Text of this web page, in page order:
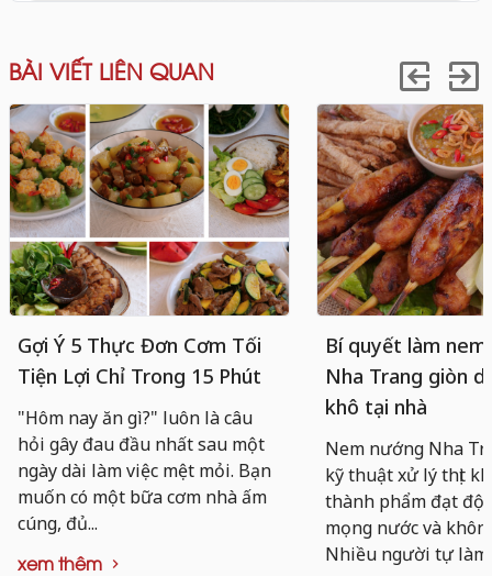
BÀI VIẾT LIÊN QUAN
Gợi Ý 5 Thực Đơn Cơm Tối
Tiện Lợi Chỉ Trong 15 Phút
"Hôm nay ăn gì?" luôn là câu
hỏi gây đau đầu nhất sau một
ngày dài làm việc mệt mỏi. Bạn
muốn có một bữa cơm nhà ấm
cúng, đủ...
xem thêm
Bí quyết làm
Nha Trang giòn
khô tại nhà
Nem nướng Nha
kỹ thuật xử lý thịt
thành phẩm đạt độ
mọng nước và
Nhiều người tự